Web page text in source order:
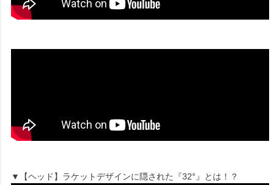
▼【ヘッド】ラケットデザインに隠された『32°』とは！？